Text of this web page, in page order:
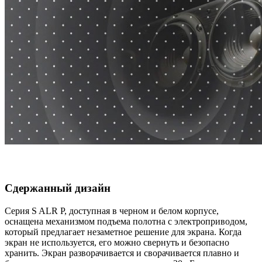
Сдержанный дизайн
Серия S ALR P, доступная в черном и белом корпусе,
оснащена механизмом подъема полотна с электроприводом,
который предлагает незаметное решение для экрана. Когда
экран не используется, его можно свернуть и безопасно
хранить. Экран разворачивается и сворачивается плавно и